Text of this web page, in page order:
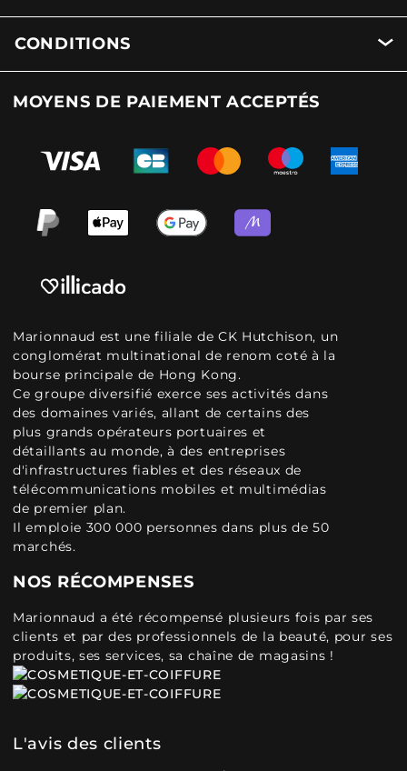
CONDITIONS
MOYENS DE PAIEMENT ACCEPTÉS
Marionnaud est une filiale de CK Hutchison, un
conglomérat multinational de renom coté à la
bourse principale de Hong Kong.
Ce groupe diversifié exerce ses activités dans
des domaines variés, allant de certains des
plus grands opérateurs portuaires et
détaillants au monde, à des entreprises
d'infrastructures fiables et des réseaux de
télécommunications mobiles et multimédias
de premier plan.
Il emploie 300 000 personnes dans plus de 50
marchés.
NOS RÉCOMPENSES
Marionnaud a été récompensé plusieurs fois par ses
clients et par des professionnels de la beauté, pour ses
produits, ses services, sa chaîne de magasins !
L'avis des clients